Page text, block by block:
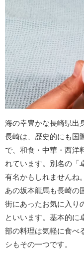
海の幸豊かな長崎県出
長崎は、歴史的にも国
で、和食・中華・西洋
れています。別名の「
有名かもしれませんね。
あの坂本龍馬も長崎の
街にあったお気に入り
といいます。基本的に
部の料理は気軽に食べ
シもその一つです。